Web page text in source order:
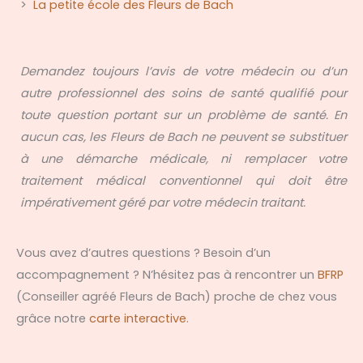
> La petite école des Fleurs de Bach
Demandez toujours l’avis de votre médecin ou d’un
autre professionnel des soins de santé qualifié pour
toute question portant sur un problème de santé. En
aucun cas, les Fleurs de Bach ne peuvent se substituer
à une démarche médicale, ni remplacer votre
traitement médical conventionnel qui doit être
impérativement géré par votre médecin traitant.
Vous avez d’autres questions ? Besoin d’un
accompagnement ? N’hésitez pas à rencontrer un BFRP
(Conseiller agréé Fleurs de Bach) proche de chez vous
grâce notre carte interactive.